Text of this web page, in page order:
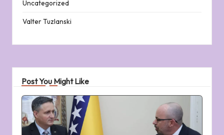
Uncategorized
Valter Tuzlanski
Post You Might Like